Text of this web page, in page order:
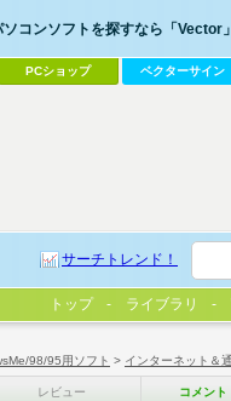
98/95用ソフト > インターネット＆
レビュー コメント
ソコンソフトを探すなら「Vector」
PCショップ ベクターサイン
サーチトレンド！
トップ ライブラリ